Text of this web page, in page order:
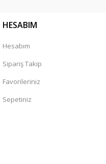
HESABIM
Hesabım
Sipariş Takip
Favorileriniz
Sepetiniz